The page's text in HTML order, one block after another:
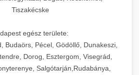
Tiszakécske
egész területe:
Budaörs, Pécel, Gödöllő, Dunakeszi,
Dorog, Esztergom, Visegrád,
Salgótarján,Rudabánya,